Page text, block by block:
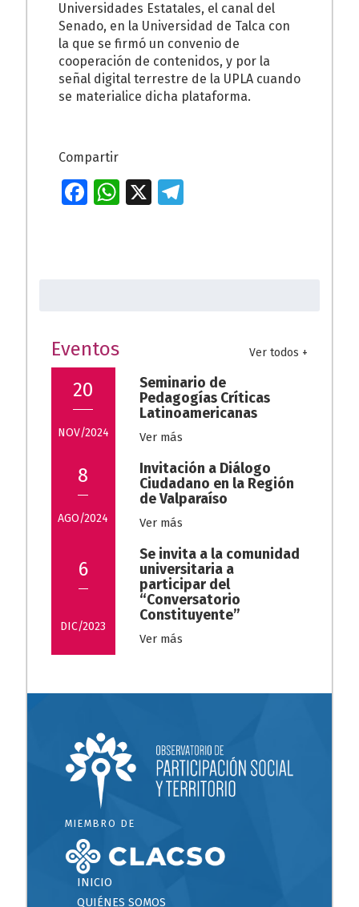
Universidades Estatales, el canal del
Senado, en la Universidad de Talca con
la que se firmó un convenio de
cooperación de contenidos, y por la
señal digital terrestre de la UPLA cuando
se materialice dicha plataforma.
Compartir
Fa
W
p
X
Eventos Ver todos +
20
NOV/2024
Seminario de
Pedagogías Críticas
Latinoamericanas
Ver más
8
AGO/2024
Invitación a Diálogo
Ciudadano en la Región
de Valparaíso
Ver más
6
DIC/2023
Se invita a la comunidad
universitaria a
participar del
“Conversatorio
Constituyente”
Ver más
MIEMBRO DE
INICIO
QUIÉNES SOMOS